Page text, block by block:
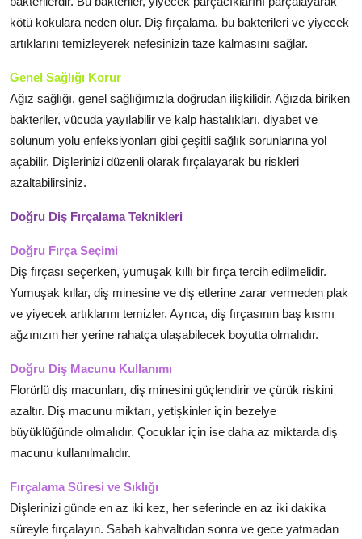
kötü kokulara neden olur. Diş fırçalama, bu bakterileri ve yiyecek
artıklarını temizleyerek nefesinizin taze kalmasını sağlar.
Genel Sağlığı Korur
Ağız sağlığı, genel sağlığımızla doğrudan ilişkilidir. Ağızda biriken
bakteriler, vücuda yayılabilir ve kalp hastalıkları, diyabet ve
solunum yolu enfeksiyonları gibi çeşitli sağlık sorunlarına yol
açabilir. Dişlerinizi düzenli olarak fırçalayarak bu riskleri
azaltabilirsiniz.
Doğru Diş Fırçalama Teknikleri
Doğru Fırça Seçimi
Diş fırçası seçerken, yumuşak kıllı bir fırça tercih edilmelidir.
Yumuşak kıllar, diş minesine ve diş etlerine zarar vermeden plak
ve yiyecek artıklarını temizler. Ayrıca, diş fırçasının baş kısmı
ağzınızın her yerine rahatça ulaşabilecek boyutta olmalıdır.
Doğru Diş Macunu Kullanımı
Florürlü diş macunları, diş minesini güçlendirir ve çürük riskini
azaltır. Diş macunu miktarı, yetişkinler için bezelye
büyüklüğünde olmalıdır. Çocuklar için ise daha az miktarda diş
macunu kullanılmalıdır.
Fırçalama Süresi ve Sıklığı
Dişlerinizi günde en az iki kez, her seferinde en az iki dakika
süreyle fırçalayın. Sabah kahvaltıdan sonra ve gece yatmadan